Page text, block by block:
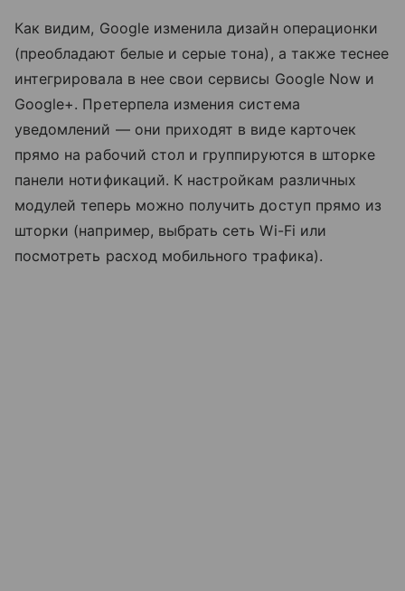
Как видим, Google изменила дизайн операционки
(преобладают белые и серые тона), а также теснее
интегрировала в нее свои сервисы Google Now и
Google+. Претерпела измения система
уведомлений — они приходят в виде карточек
прямо на рабочий стол и группируются в шторке
панели нотификаций. К настройкам различных
модулей теперь можно получить доступ прямо из
шторки (например, выбрать сеть Wi-Fi или
посмотреть расход мобильного трафика).